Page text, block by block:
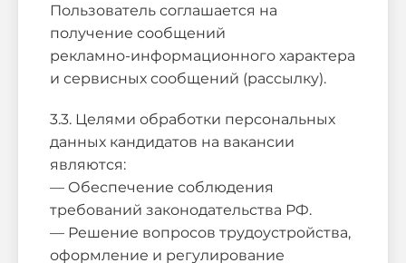
Пользователь соглашается на
получение сообщений
рекламно-информационного характера
и сервисных сообщений (рассылку).
3.3. Целями обработки персональных
данных кандидатов на вакансии
являются:
— Обеспечение соблюдения
требований законодательства РФ.
— Решение вопросов трудоустройства,
оформление и регулирование